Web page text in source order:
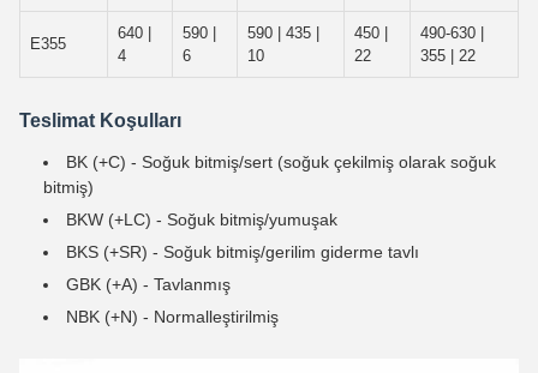
E355
640 |
4
590 |
6
590 | 435 |
10
450 |
22
490-630 |
355 | 22
Teslimat Koşulları
BK (+C) - Soğuk bitmiş/sert (soğuk çekilmiş olarak soğuk
bitmiş)
BKW (+LC) - Soğuk bitmiş/yumuşak
BKS (+SR) - Soğuk bitmiş/gerilim giderme tavlı
GBK (+A) - Tavlanmış
NBK (+N) - Normalleştirilmiş